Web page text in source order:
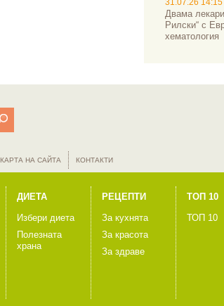
Двама
Рилски“ с
хематология
КАРТА НА САЙТА КОНТАКТИ
ДИЕТА
Избери диета
Полезната
храна
РЕЦЕПТИ
За кухнята
За красота
За здраве
ТОП 10
ТОП 10